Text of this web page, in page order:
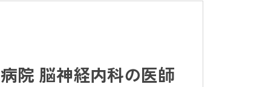
院 脳神経内科の医師